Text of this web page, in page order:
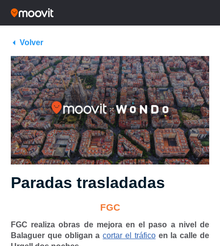
Volver
Paradas trasladadas
FGC
FGC realiza obras de mejora en el paso a nivel de
Balaguer que obligan acortar el tráficoen la calle de